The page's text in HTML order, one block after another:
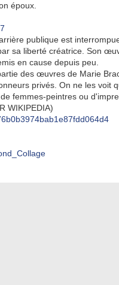
époux.
publique est
sa liberté créatrice. Son
en cause depuis peu.
des œuvres de Marie
privés. On ne les voit
femmes-peintres ou
WIKIPEDIA)